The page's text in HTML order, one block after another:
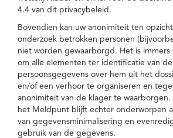
4.4 van dit privacybeleid.
Bovendien kan uw anonimiteit ten
onderzoek betrokken personen
niet worden gewaarborgd. Het is immers
om alle elementen ter identificatie van
persoonsgegevens over hem uit het
en/of een verhoor te organiseren en
anonimiteit van de klager te waarborgen.
het Meldpunt blijft echter onderworpen
van gegevensminimalisering en
gebruik van de gegevens.